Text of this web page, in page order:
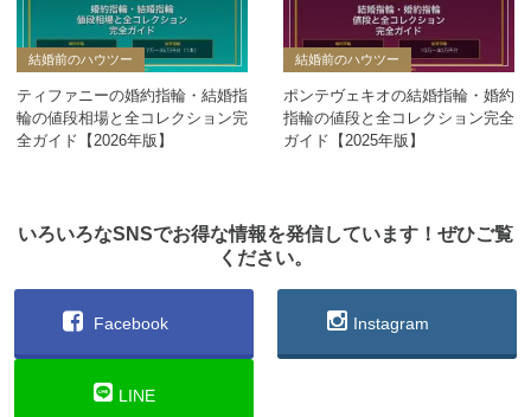
結婚前のハウツー
ティファニーの婚約指輪・結婚指
輪の値段相場と全コレクション完
全ガイド【2026年版】
結婚前のハウツー
ポンテヴェキオの結婚指輪・婚約
指輪の値段と全コレクション完全
ガイド【2025年版】
いろいろなSNSでお得な情報を発信しています！ぜひご覧
ください。
Facebook Instagram
LINE